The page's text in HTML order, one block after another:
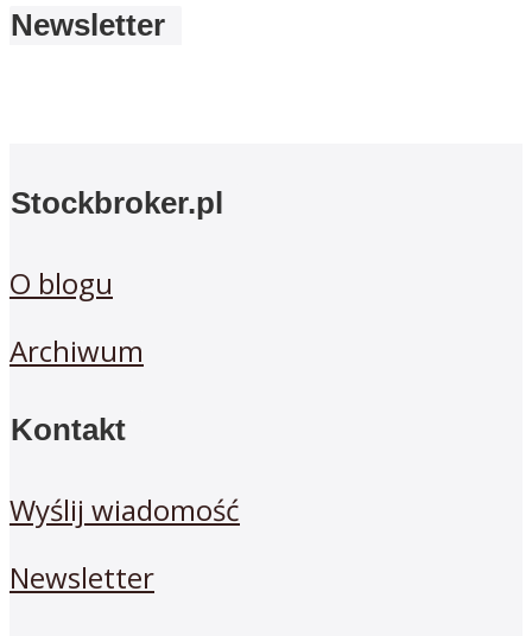
Newsletter
Stockbroker.pl
O blogu
Archiwum
Kontakt
Wyślij wiadomość
Newsletter